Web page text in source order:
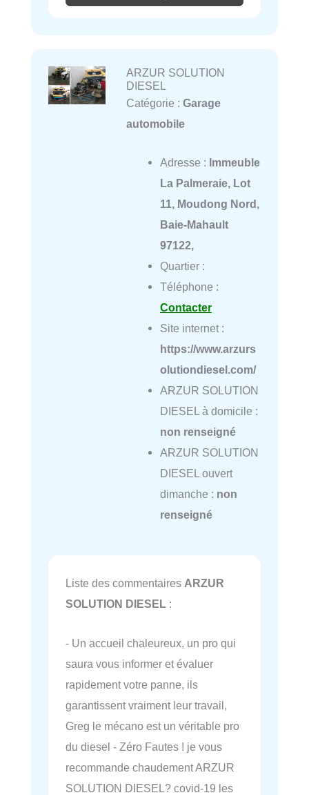
ARZUR SOLUTION
DIESEL
Catégorie : Garage
automobile
Adresse : Immeuble
La Palmeraie, Lot
11, Moudong Nord,
Baie-Mahault
97122,
Quartier :
Téléphone :
Contacter
Site internet :
https://www.arzurs
olutiondiesel.com/
ARZUR SOLUTION
DIESEL à domicile :
non renseigné
ARZUR SOLUTION
DIESEL ouvert
dimanche : non
renseigné
Liste des commentaires ARZUR
SOLUTION DIESEL :
- Un accueil chaleureux, un pro qui
saura vous informer et évaluer
rapidement votre panne, ils
garantissent vraiment leur travail,
Greg le mécano est un véritable pro
du diesel - Zéro Fautes ! je vous
recommande chaudement ARZUR
SOLUTION DIESEL? covid-19 les